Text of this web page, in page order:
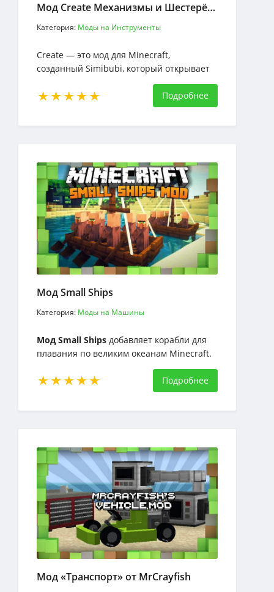
Мод Create Механизмы и Шестерёнки
Категория: Моды на Инструменты
Create — это мод для Minecraft,
созданный Simibubi, который открывает
мир механических возможностей и
автоматизации. Он позволяет игрокам
Подробнее
Мод Small Ships
Категория: Моды на Машины
Мод Small Ships добавляет корабли для
плавания по великим океанам Minecraft.
У него есть четыре парусника, каждая из
которых имеет разные характеристики
Подробнее
Мод «Транспорт» от MrCrayfish